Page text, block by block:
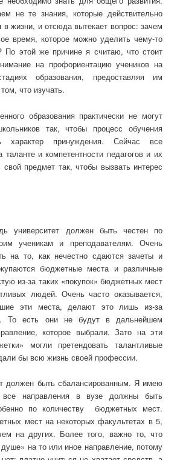
не те знания, которые действительно
в жизни, и отсюда вытекает вопрос: зачем
время, которое можно уделить чему-то
По этой же причине я считаю, что стоит
на профориентацию учеников на
образования, предоставляя им
что изучать.
образования практически не могут
так, чтобы процесс обучения
характер принуждения. Сейчас все
и компетентности педагогов и их
предмет так, чтобы вызвать интерес
университет должен быть честен по
ученикам и преподавателям. Очень
на то, как нечестно сдаются зачеты и
бюджетные места и различные
из-за таких «покупок» бюджетных мест
людей. Очень часто оказывается,
эти места, делают это лишь из-за
То есть они не будут в дальнейшем
которое выбрали. Зато на эти
могли претендовать талантливые
бы всю жизнь своей профессии.
должен быть сбалансированным. Я имею
направления в вузе должны быть
по количеству бюджетных мест.
мест на некоторых факультетах в 5,
на других. Более того, важно то, что
на то или иное направление, потому